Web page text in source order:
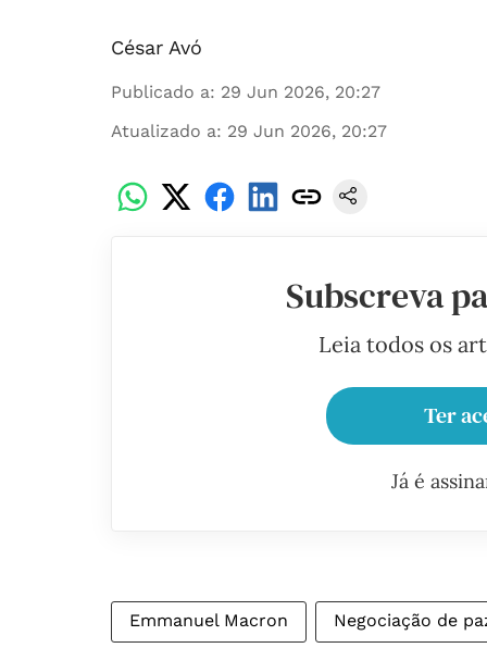
César Avó
Publicado a: 29 Jun 2026, 20:27
Atualizado a: 29 Jun 2026, 20:27
Subscreva
Leia todos os
Ter
Já é
Emmanuel Macron Negociação de